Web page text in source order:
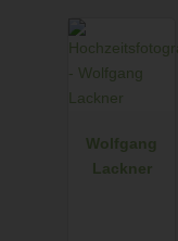
Wolfgang
Lackner